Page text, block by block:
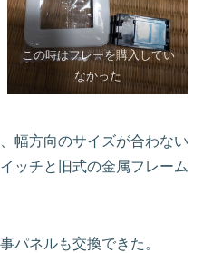
この時はフレーを購入してい
なかった
幅方向のサイズが合わない
ッチと旧式の金属フレーム
パネルも交換できた。